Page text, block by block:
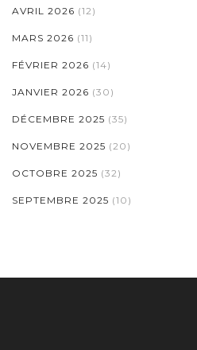
AVRIL 2026 (12)
MARS 2026 (11)
FÉVRIER 2026 (14)
JANVIER 2026 (30)
DÉCEMBRE 2025 (35)
NOVEMBRE 2025 (20)
OCTOBRE 2025 (32)
SEPTEMBRE 2025 (10)